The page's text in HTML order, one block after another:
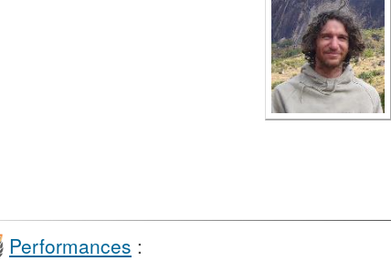
Performances :